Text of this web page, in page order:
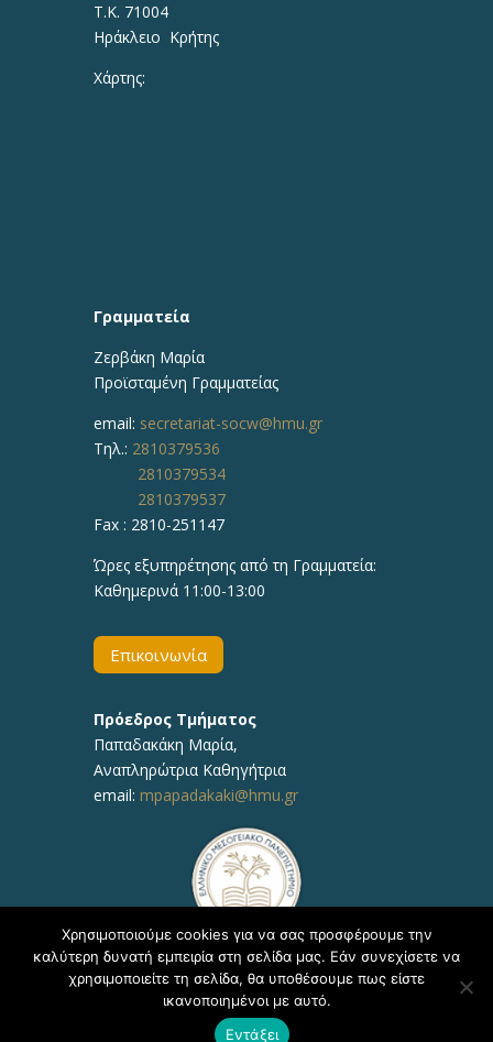
Τ.Κ. 71004
Ηράκλειο Κρήτης
Χάρτης:
Γραμματεία
Ζερβάκη Μαρία
Προϊσταμένη Γραμματείας
email: secretariat-socw@hmu.gr
Τηλ.: 2810379536
2810379534
2810379537
Fax : 2810-251147
Ώρες εξυπηρέτησης από τη Γραμματεία:
Καθημερινά 11:00-13:00
Επικοινωνία
Πρόεδρος Τμήματος
Παπαδακάκη Μαρία,
Αναπληρώτρια Καθηγήτρια
email: mpapadakaki@hmu.gr
Copyright © 2020, ΕΛΜΕΠΑ Τμήμα Υποστήριξης
Χρησιμοποιούμε cookies για να σας προσφέρουμε την
καλύτερη δυνατή εμπειρία στη σελίδα μας. Εάν συνεχίσετε να
χρησιμοποιείτε τη σελίδα, θα υποθέσουμε πως είστε
ικανοποιημένοι με αυτό.
Εντάξει